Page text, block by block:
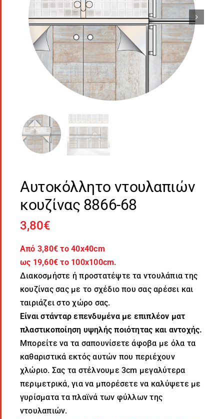
Αυτοκόλλητο ντουλαπιών
κουζίνας 8866-68
3,80€
Από 3,80€ το 40x40cm
ως 19,60€ το 100x100cm.
Διακοσμήστε ή προστατέψτε τα ντουλάπια της
κουζίνας σας με το σχέδιο που σας αρέσει και
ταιριάζει στο χώρο σας.
Είναι στάνταρ επενδυμένα με επιπλέον ματ
πλαστικοποίηση υψηλής ποιότητας και αντοχής.
Μπορείτε να τα σαπουνίσετε άφοβα με όλα τα
καθαριστικά εκτός αυτών που περιέχουν
χλώριο. Σας τα στέλνουμε 3cm μεγαλύτερα
περιμετρικά, για να μπορέσετε να καλύψετε με
γυρίσματα τα πλαϊνά των φύλλων της
ντουλαπιών.